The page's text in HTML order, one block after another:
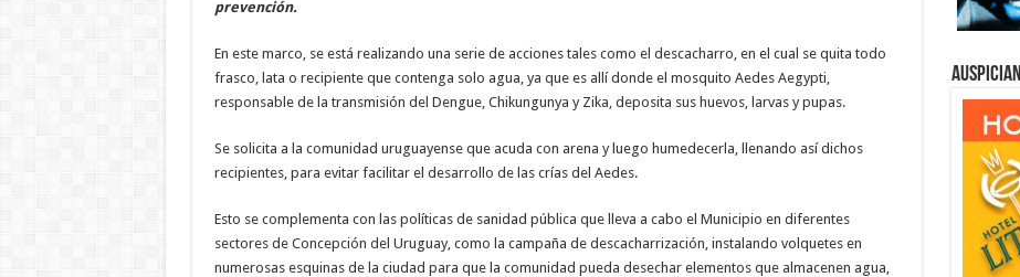
prevención.
En este marco, se está realizando una serie de acciones tales como el descacharro, en el cual se quita todo
frasco, lata o recipiente que contenga solo agua, ya que es allí donde el mosquito Aedes Aegypti,
responsable de la transmisión del Dengue, Chikungunya y Zika, deposita sus huevos, larvas y pupas.
Se solicita a la comunidad uruguayense que acuda con arena y luego humedecerla, llenando así dichos
recipientes, para evitar facilitar el desarrollo de las crías del Aedes.
Esto se complementa con las políticas de sanidad pública que lleva a cabo el Municipio en diferentes
sectores de Concepción del Uruguay, como la campaña de descacharrización, instalando volquetes en
numerosas esquinas de la ciudad para que la comunidad pueda desechar elementos que almacenen agua,
Auspician